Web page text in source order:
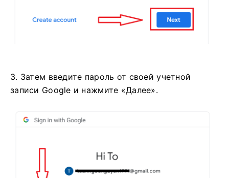
3. Затем введите пароль от своей учетной
записи Google и нажмите «Далее».